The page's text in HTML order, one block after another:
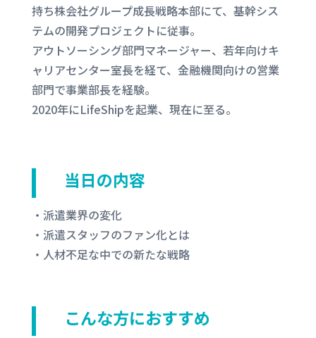
持ち株会社グループ成長戦略本部にて、基幹シス
テムの開発プロジェクトに従事。
アウトソーシング部門マネージャー、若年向けキ
ャリアセンター室長を経て、金融機関向けの営業
部門で事業部長を経験。
2020年にLifeShipを起業、現在に至る。
当日の内容
・派遣業界の変化
・派遣スタッフのファン化とは
・人材不足な中での新たな戦略
こんな方におすすめ